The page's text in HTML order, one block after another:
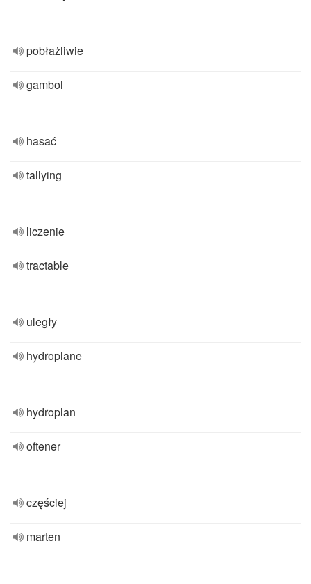
pobłażliwie
gambol
hasać
tallying
liczenie
tractable
uległy
hydroplane
hydroplan
oftener
częściej
marten